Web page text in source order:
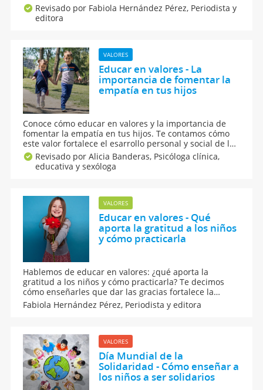
que en el éxito académico, pasan tiempo juntos en
familia y favorecen su vínculo. Aquí, los 6 secretos de
Revisado por Fabiola Hernández Pérez, Periodista y
editora
VALORES
Educar en valores - La
importancia de fomentar la
empatía en tus hijos
Conoce cómo educar en valores y la importancia de
fomentar la empatía en tus hijos. Te contamos cómo
este valor fortalece el esarrollo personal y social de los
niños. ¿Te has preguntado qué es la empatía y por
qué ayuda a los niños a convivir mejor con los demás?
Aquí, todo lo que debes saber.
Revisado por Alicia Banderas, Psicóloga clínica,
educativa y sexóloga
VALORES
Educar en valores - Qué
aporta la gratitud a los niños
y cómo practicarla
Hablemos de educar en valores: ¿qué aporta la
gratitud a los niños y cómo practicarla? Te decimos
cómo enseñarles que dar las gracias fortalece la
autoestima, la empatía y el respeto. Además, inculcar
este valor desde pequeños favorece una infancia más
Fabiola Hernández Pérez, Periodista y editora
VALORES
Día Mundial de la
Solidaridad - Cómo enseñar a
los niños a ser solidarios